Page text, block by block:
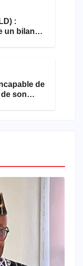
:
un bilan
de
son